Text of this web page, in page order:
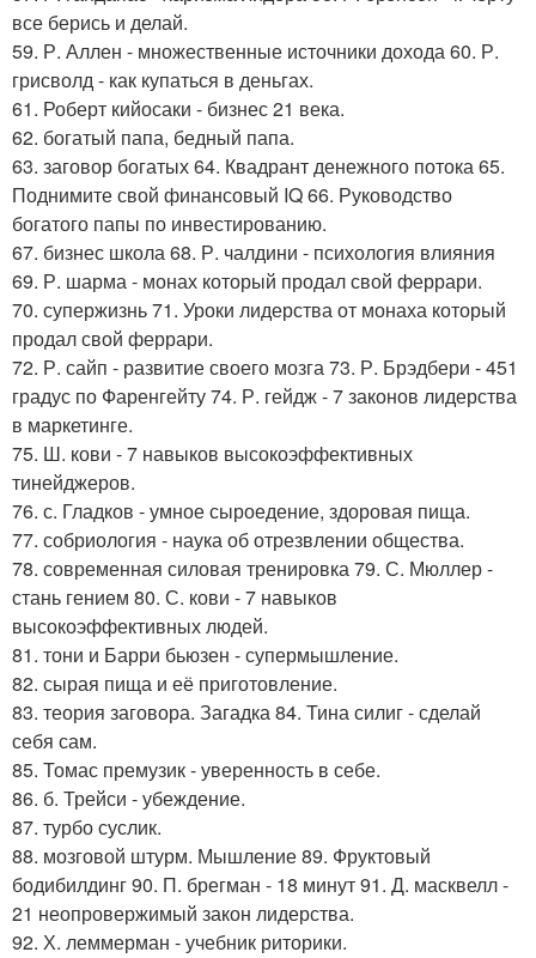
все берись и делай.
59. Р. Аллен - множественные источники дохода 60. Р.
грисволд - как купаться в деньгах.
61. Роберт кийосаки - бизнес 21 века.
62. богатый папа, бедный папа.
63. заговор богатых 64. Квадрант денежного потока 65.
Поднимите свой финансовый IQ 66. Руководство
богатого папы по инвестированию.
67. бизнес школа 68. Р. чалдини - психология влияния
69. Р. шарма - монах который продал свой феррари.
70. супержизнь 71. Уроки лидерства от монаха который
продал свой феррари.
72. Р. сайп - развитие своего мозга 73. Р. Брэдбери - 451
градус по Фаренгейту 74. Р. гейдж - 7 законов лидерства
в маркетинге.
75. Ш. кови - 7 навыков высокоэффективных
тинейджеров.
76. с. Гладков - умное сыроедение, здоровая пища.
77. собриология - наука об отрезвлении общества.
78. современная силовая тренировка 79. С. Мюллер -
стань гением 80. С. кови - 7 навыков
высокоэффективных людей.
81. тони и Барри бьюзен - супермышление.
82. сырая пища и её приготовление.
83. теория заговора. Загадка 84. Тина силиг - сделай
себя сам.
85. Томас премузик - уверенность в себе.
86. б. Трейси - убеждение.
87. турбо суслик.
88. мозговой штурм. Мышление 89. Фруктовый
бодибилдинг 90. П. брегман - 18 минут 91. Д. масквелл -
21 неопровержимый закон лидерства.
92. Х. леммерман - учебник риторики.